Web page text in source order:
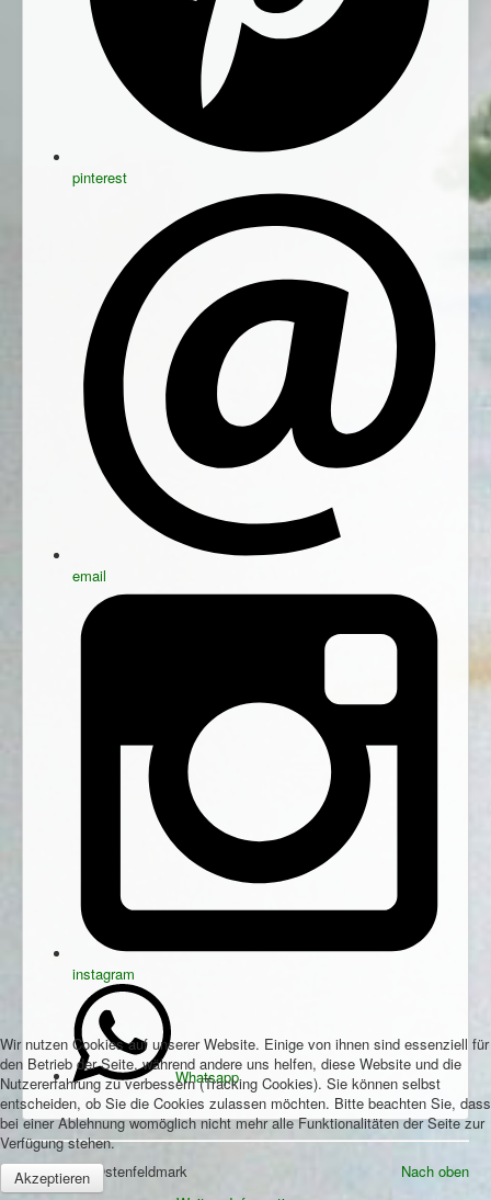
pinterest
email
instagram
Whatsapp
Nach oben
© 2026 SV-Ostenfeldmark
Wir nutzen Cookies auf unserer Website. Einige von ihnen sind essenziell für
den Betrieb der Seite, während andere uns helfen, diese Website und die
Nutzererfahrung zu verbessern (Tracking Cookies). Sie können selbst
entscheiden, ob Sie die Cookies zulassen möchten. Bitte beachten Sie, dass
bei einer Ablehnung womöglich nicht mehr alle Funktionalitäten der Seite zur
Verfügung stehen.
Akzeptieren